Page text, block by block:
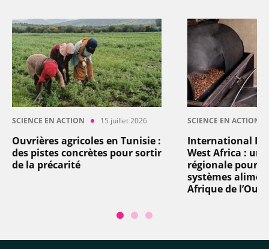
SCIENCE EN ACTION 15 juillet 2026
Ouvrières agricoles en Tunisie :
des pistes concrètes pour sortir
de la précarité
SCIENCE EN ACTION
International
West Africa :
régionale pour
systèmes
Afrique de